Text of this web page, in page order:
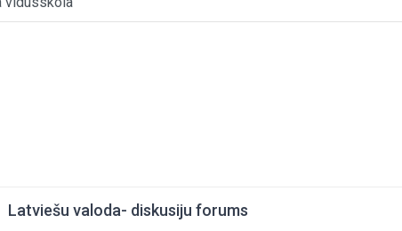
Latviešu valoda- diskusiju forums